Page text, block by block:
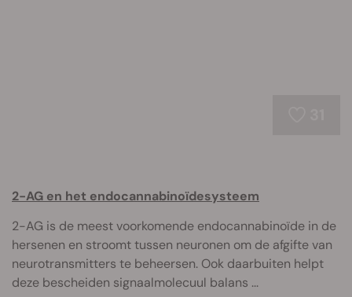
2-AG en het endocannabinoïdesysteem
2-AG is de meest voorkomende endocannabinoïde in de
hersenen en stroomt tussen neuronen om de afgifte van
neurotransmitters te beheersen. Ook daarbuiten helpt
deze bescheiden signaalmolecuul balans ...